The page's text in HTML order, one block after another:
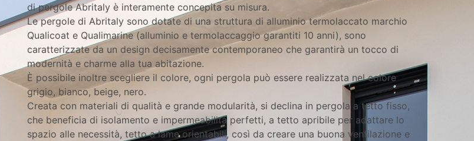
di pergole Abritaly è interamente concepita su misura.
Le pergole di Abritaly sono dotate di una struttura di alluminio termolaccato marchio
Qualicoat e Qualimarine (alluminio e termolaccaggio garantiti 10 anni), sono
caratterizzate da un design decisamente contemporaneo che garantirà un tocco di
modernità e charme alla tua abitazione.
È possibile inoltre scegliere il colore, ogni pergola può essere realizzata nel colore
grigio, bianco, beige, nero.
Creata con materiali di qualità e grande modularità, si declina in pergola a tetto fisso,
che beneficia di isolamento e impermeabilità perfetti, a tetto apribile per adattare lo
spazio alle necessità, tetto a lame orientabili, così da creare una buona ventilazione e